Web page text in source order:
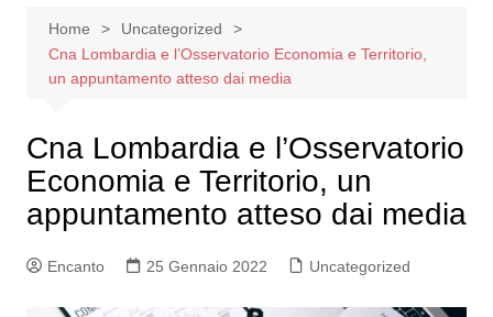
Home
Uncategorized
Cna Lombardia e l’Osservatorio Economia e Territorio,
un appuntamento atteso dai media
Cna Lombardia e l’Osservatorio
Economia e Territorio, un
appuntamento atteso dai media
Encanto 25 Gennaio 2022 Uncategorized